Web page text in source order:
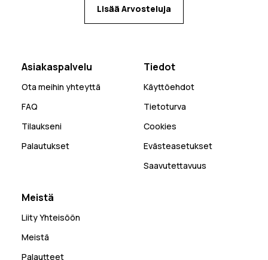
Lisää Arvosteluja
Asiakaspalvelu
Ota meihin yhteyttä
FAQ
Tilaukseni
Palautukset
Tiedot
Käyttöehdot
Tietoturva
Cookies
Evästeasetukset
Saavutettavuus
Meistä
Liity Yhteisöön
Meistä
Palautteet